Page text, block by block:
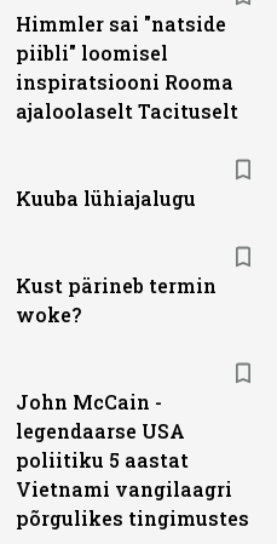
Himmler sai "natside
piibli" loomisel
inspiratsiooni Rooma
ajaloolaselt Tacituselt
Kuuba lühiajalugu
Kust pärineb termin
woke?
John McCain -
legendaarse USA
poliitiku 5 aastat
Vietnami vangilaagri
põrgulikes tingimustes